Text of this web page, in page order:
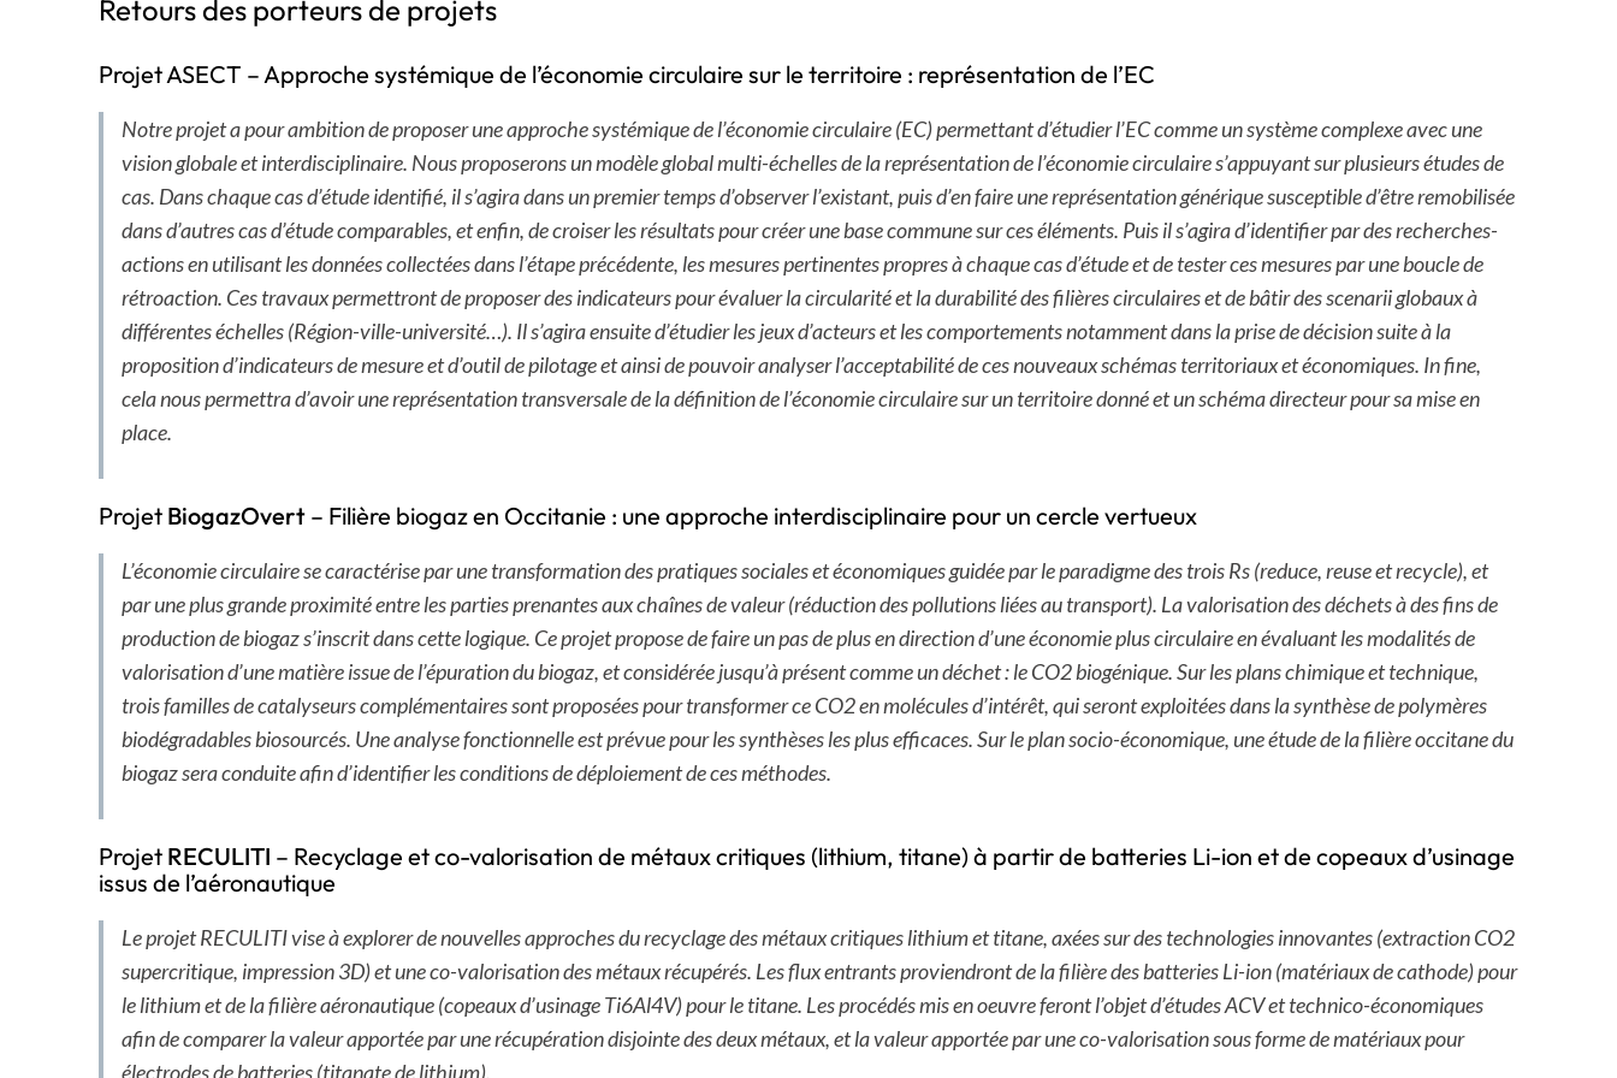
Retours des porteurs de projets
Projet ASECT – Approche systémique de l’économie circulaire sur le territoire : représentation de l’EC
Notre projet a pour ambition de proposer une approche systémique de l’économie circulaire (EC) permettant d’étudier l’EC comme un système complexe avec une
vision globale et interdisciplinaire. Nous proposerons un modèle global multi-échelles de la représentation de l’économie circulaire s’appuyant sur plusieurs études de
cas. Dans chaque cas d’étude identifié, il s’agira dans un premier temps d’observer l’existant, puis d’en faire une représentation générique susceptible d’être remobilisée
dans d’autres cas d’étude comparables, et enfin, de croiser les résultats pour créer une base commune sur ces éléments. Puis il s’agira d’identifier par des recherches-
actions en utilisant les données collectées dans l’étape précédente, les mesures pertinentes propres à chaque cas d’étude et de tester ces mesures par une boucle de
rétroaction. Ces travaux permettront de proposer des indicateurs pour évaluer la circularité et la durabilité des filières circulaires et de bâtir des scenarii globaux à
différentes échelles (Région-ville-université…). Il s’agira ensuite d’étudier les jeux d’acteurs et les comportements notamment dans la prise de décision suite à la
proposition d’indicateurs de mesure et d’outil de pilotage et ainsi de pouvoir analyser l’acceptabilité de ces nouveaux schémas territoriaux et économiques. In fine,
cela nous permettra d’avoir une représentation transversale de la définition de l’économie circulaire sur un territoire donné et un schéma directeur pour sa mise en
place.
Projet BiogazOvert – Filière biogaz en Occitanie : une approche interdisciplinaire pour un cercle vertueux
L’économie circulaire se caractérise par une transformation des pratiques sociales et économiques guidée par le paradigme des trois Rs (reduce, reuse et recycle), et
par une plus grande proximité entre les parties prenantes aux chaînes de valeur (réduction des pollutions liées au transport). La valorisation des déchets à des fins de
production de biogaz s’inscrit dans cette logique. Ce projet propose de faire un pas de plus en direction d’une économie plus circulaire en évaluant les modalités de
valorisation d’une matière issue de l’épuration du biogaz, et considérée jusqu’à présent comme un déchet : le CO2 biogénique. Sur les plans chimique et technique,
trois familles de catalyseurs complémentaires sont proposées pour transformer ce CO2 en molécules d’intérêt, qui seront exploitées dans la synthèse de polymères
biodégradables biosourcés. Une analyse fonctionnelle est prévue pour les synthèses les plus efficaces. Sur le plan socio-économique, une étude de la filière occitane du
biogaz sera conduite afin d’identifier les conditions de déploiement de ces méthodes.
Projet RECULITI – Recyclage et co-valorisation de métaux critiques (lithium, titane) à partir de batteries Li-ion et de copeaux d’usinage
issus de l’aéronautique
Le projet RECULITI vise à explorer de nouvelles approches du recyclage des métaux critiques lithium et titane, axées sur des technologies innovantes (extraction CO2
supercritique, impression 3D) et une co-valorisation des métaux récupérés. Les flux entrants proviendront de la filière des batteries Li-ion (matériaux de cathode) pour
le lithium et de la filière aéronautique (copeaux d’usinage Ti6Al4V) pour le titane. Les procédés mis en oeuvre feront l’objet d’études ACV et technico-économiques
afin de comparer la valeur apportée par une récupération disjointe des deux métaux, et la valeur apportée par une co-valorisation sous forme de matériaux pour
électrodes de batteries (titanate de lithium).